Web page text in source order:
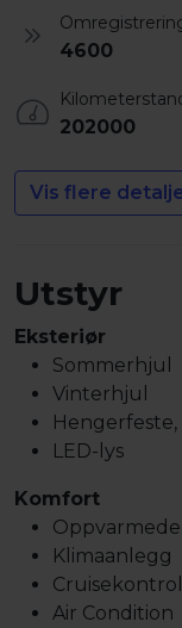
4600
202000
Vis flere
Utstyr
Eksteriør
Sommerhjul
Vinterhjul
LED-lys
Komfort
Klimaanlegg
Cruisekontroll
Air Condition